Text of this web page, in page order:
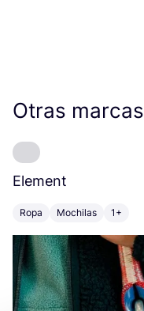
Otras marcas
Element
Ropa Mochilas 1+